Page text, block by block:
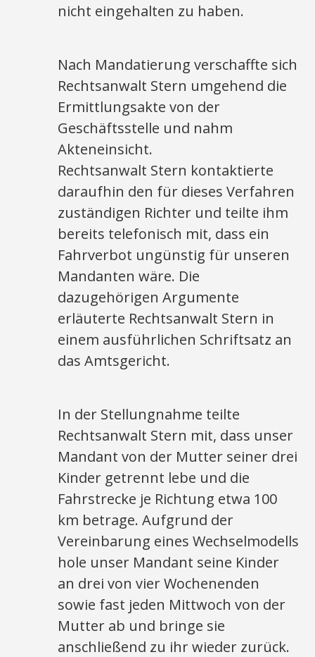
nicht eingehalten zu haben.
Nach Mandatierung verschaffte sich
Rechtsanwalt Stern umgehend die
Ermittlungsakte von der
Geschäftsstelle und nahm
Akteneinsicht.
Rechtsanwalt Stern kontaktierte
daraufhin den für dieses Verfahren
zuständigen Richter und teilte ihm
bereits telefonisch mit, dass ein
Fahrverbot ungünstig für unseren
Mandanten wäre. Die
dazugehörigen Argumente
erläuterte Rechtsanwalt Stern in
einem ausführlichen Schriftsatz an
das Amtsgericht.
In der Stellungnahme teilte
Rechtsanwalt Stern mit, dass unser
Mandant von der Mutter seiner drei
Kinder getrennt lebe und die
Fahrstrecke je Richtung etwa 100
km betrage. Aufgrund der
Vereinbarung eines Wechselmodells
hole unser Mandant seine Kinder
an drei von vier Wochenenden
sowie fast jeden Mittwoch von der
Mutter ab und bringe sie
anschließend zu ihr wieder zurück.